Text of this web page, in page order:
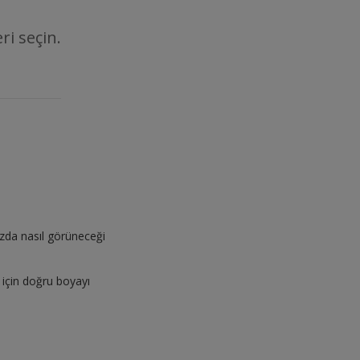
seçin.
nasıl görüneceği
için doğru boyayı